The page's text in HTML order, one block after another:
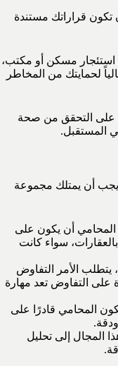
تكون قراراتك مستندة
استئجار مسكن أو مكتب،
لحمايتك من المخاطر
على التحقق من صحة
المستقبل.
أن يمتلك مجموعة
أن يكون على
بالعقارات، سواء كانت
يتطلب الأمر التفاوض
على التفاوض تعد مهارة
المحامي قادرًا على
المجال إلى تحليل